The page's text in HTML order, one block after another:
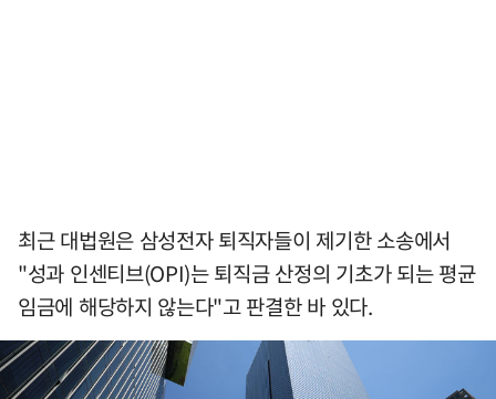
최근 대법원은 삼성전자 퇴직자들이 제기한 소송에서
"성과 인센티브(OPI)는 퇴직금 산정의 기초가 되는 평균
임금에 해당하지 않는다"고 판결한 바 있다.